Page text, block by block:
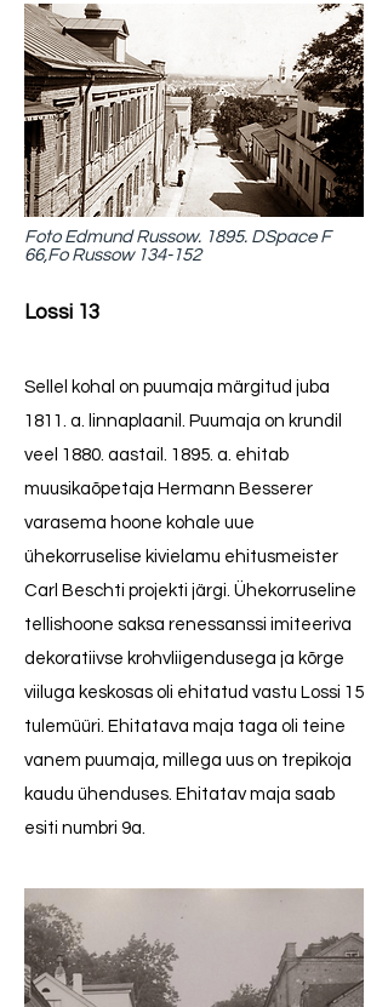
Foto Edmund Russow. 1895. DSpace F
66,Fo Russow 134-152
Lossi 13
Sellel kohal on puumaja märgitud juba
1811. a. linnaplaanil. Puumaja on krundil
veel 1880. aastail. 1895. a. ehitab
muusikaõpetaja Hermann Besserer
varasema hoone kohale uue
ühekorruselise kivielamu ehitusmeister
Carl Beschti projekti järgi. Ühekorruseline
tellishoone saksa renessanssi imiteeriva
dekoratiivse krohvliigendusega ja kõrge
viiluga keskosas oli ehitatud vastu Lossi 15
tulemüüri. Ehitatava maja taga oli teine
vanem puumaja, millega uus on trepikoja
kaudu ühenduses. Ehitatav maja saab
esiti numbri 9a.